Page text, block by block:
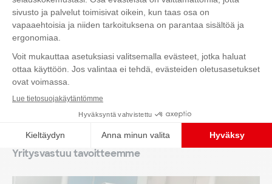
Yritysvastuu tavoitteemme
Ota yhteyttä